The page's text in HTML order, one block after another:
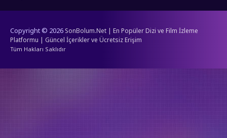
Copyright © 2026 SonBolum.Net | En Popüler Dizi ve Film İzleme
Platformu | Güncel İçerikler ve Ücretsiz Erişim
Tüm Hakları Saklıdır